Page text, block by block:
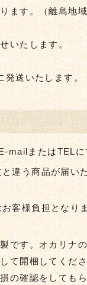
ます。（離島地
いたします。
送いたします。
mailまたはTEL
違う商品が届い
客様負担となり
です。オカリナ
て開梱してくだ
の確認をしても